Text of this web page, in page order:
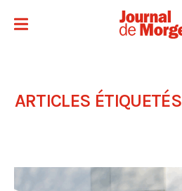
ARTICLES ÉTIQUETÉS